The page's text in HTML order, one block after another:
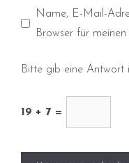
Name, E-Mail-
Browser für
Bitte gib eine Antwort
19 + 7 =